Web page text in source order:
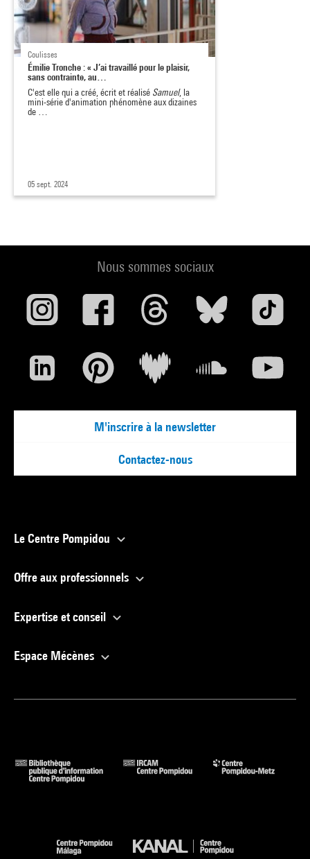
Coulisses
Émilie Tronche : « J’ai travaillé pour le plaisir,
sans contrainte, au…
C'est elle qui a créé, écrit et réalisé Samuel, la
mini-série d'animation phénomène aux dizaines
de …
05 sept. 2024
Nous sommes sociaux
M'inscrire à la newsletter
Contactez-nous
Le Centre Pompidou
Offre aux professionnels
Expertise et conseil
Espace Mécènes